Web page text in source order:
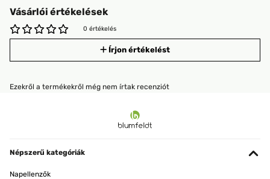
Vásárlói értékelések
0 értékelés
Írjon értékelést
Ezekről a termékekről még nem írtak recenziót
Népszerű kategóriák
Napellenzők